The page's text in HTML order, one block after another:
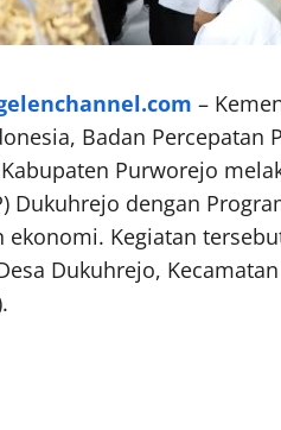
–
Badan Percepatan
Purworejo
Dukuhrejo dengan
ekonomi. Kegiatan
Dukuhrejo,